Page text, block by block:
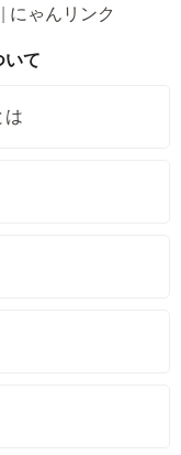
にゃんリンク
いて
は